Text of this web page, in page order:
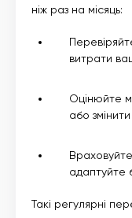
ніж раз на місяць:
витрати
Оцінюйте
або
адаптуйте
Такі регулярні